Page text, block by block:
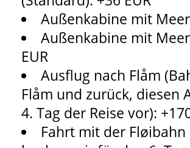
Außenkabine mit
Außenkabine mit
EUR
Ausflug nach Flåm
Flåm und zurück, diesen
4. Tag der Reise vor):
Fahrt mit der